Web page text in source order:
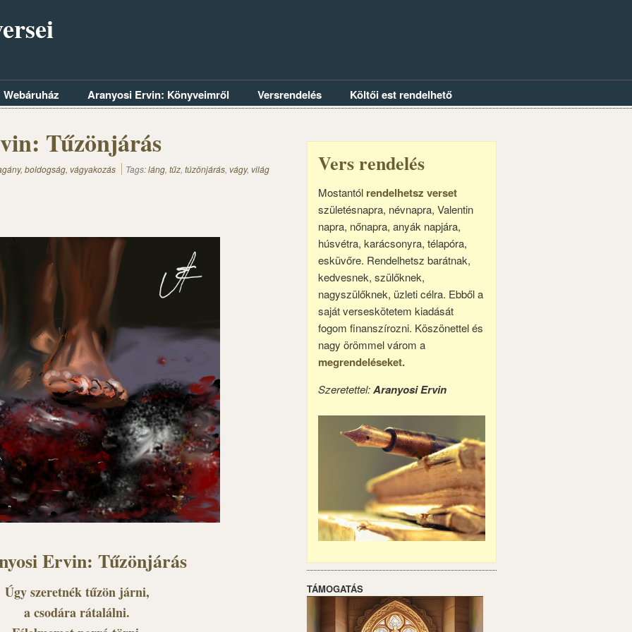
Webáruház Aranyosi Ervin: Könyveimről Versrendelés Költői est rendelhető
Tűzönjárás
boldogság, vágyakozás Tags:láng, tűz, túzönjárás, vágy, világ
Ervin: Tűzönjárás
Úgy szeretnék tűzön járni,
a csodára rátalálni.
Vers rendelés
Mostantól rendelhetsz verset
születésnapra, névnapra, Valentin
napra, nőnapra, anyák napjára,
húsvétra, karácsonyra, télapóra,
esküvőre. Rendelhetsz barátnak,
kedvesnek, szülőknek,
nagyszülőknek, üzleti célra. Ebből a
saját verseskötetem kiadását
fogom finanszírozni. Köszönettel és
nagy örömmel várom a
megrendeléseket.
Szeretettel:Aranyosi Ervin
TÁMOGATÁS